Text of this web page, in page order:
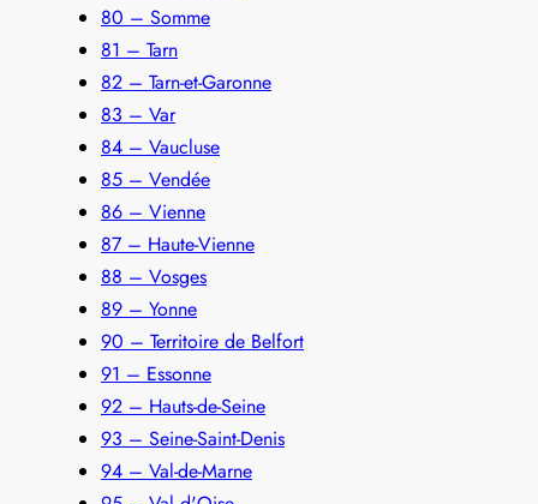
80 – Somme
81 – Tarn
82 – Tarn-et-Garonne
83 – Var
84 – Vaucluse
85 – Vendée
86 – Vienne
87 – Haute-Vienne
88 – Vosges
89 – Yonne
90 – Territoire de Belfort
91 – Essonne
92 – Hauts-de-Seine
93 – Seine-Saint-Denis
94 – Val-de-Marne